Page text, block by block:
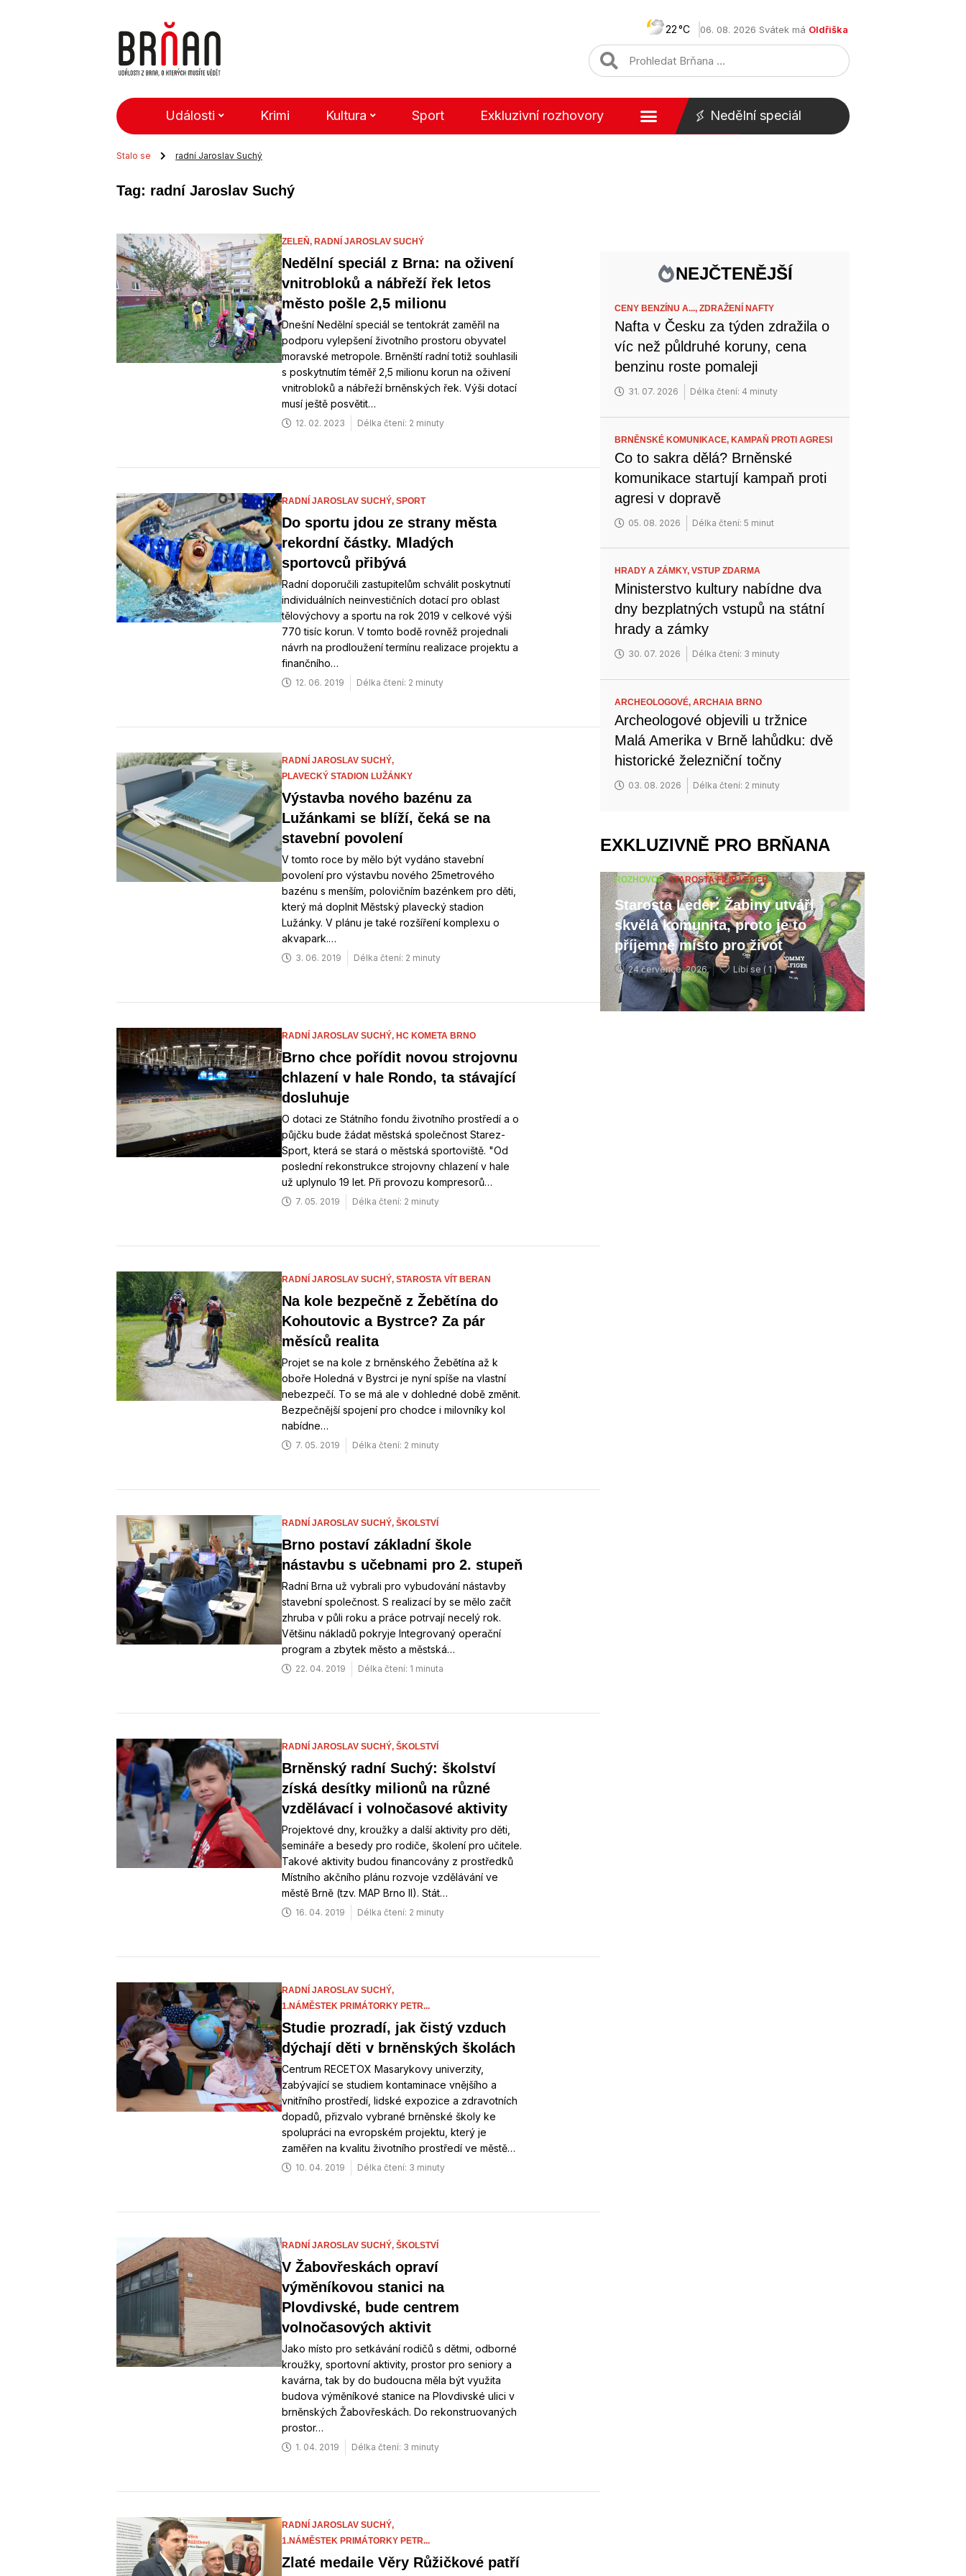
22 06. 08. 2026 Svátek má Oldřiška
Události Krimi Kultura Sport Exkluzivní rozhovory Nedělní speciál
Stalo se radní Jaroslav Suchý
Tag: radní Jaroslav Suchý
ZELEŇ, RADNÍ JAROSLAV SUCHÝ
Nedělní speciál z Brna: na oživení
vnitrobloků a nábřeží řek letos
město pošle 2,5 milionu
Dnešní Nedělní speciál se tentokrát zaměřil na
podporu vylepšení životního prostoru obyvatel
moravské metropole. Brněnští radní totiž souhlasili
s poskytnutím téměř 2,5 milionu korun na oživení
vnitrobloků a nábřeží brněnských řek. Výši dotací
musí ještě posvětit…
12. 02. 2023 Délka čtení: 2 minuty
RADNÍ JAROSLAV SUCHÝ, SPORT
Do sportu jdou ze strany města
rekordní částky. Mladých
sportovců přibývá
Radní doporučili zastupitelům schválit poskytnutí
individuálních neinvestičních dotací pro oblast
tělovýchovy a sportu na rok 2019 v celkové výši
770 tisíc korun. V tomto bodě rovněž projednali
návrh na prodloužení termínu realizace projektu a
finančního…
12. 06. 2019 Délka čtení: 2 minuty
RADNÍ JAROSLAV SUCHÝ,
PLAVECKÝ STADION LUŽÁNKY
Výstavba nového bazénu za
Lužánkami se blíží, čeká se na
stavební povolení
V tomto roce by mělo být vydáno stavební
povolení pro výstavbu nového 25metrového
bazénu s menším, polovičním bazénkem pro děti,
který má doplnit Městský plavecký stadion
Lužánky. V plánu je také rozšíření komplexu o
akvapark.…
3. 06. 2019 Délka čtení: 2 minuty
RADNÍ JAROSLAV SUCHÝ, HC KOMETA BRNO
Brno chce pořídit novou strojovnu
chlazení v hale Rondo, ta stávající
dosluhuje
O dotaci ze Státního fondu životního prostředí a o
půjčku bude žádat městská společnost Starez-
Sport, která se stará o městská sportoviště. "Od
poslední rekonstrukce strojovny chlazení v hale
už uplynulo 19 let. Při provozu kompresorů…
7. 05. 2019 Délka čtení: 2 minuty
RADNÍ JAROSLAV SUCHÝ, STAROSTA VÍT BERAN
Na kole bezpečně z Žebětína do
Kohoutovic a Bystrce? Za pár
měsíců realita
Projet se na kole z brněnského Žebětína až k
oboře Holedná v Bystrci je nyní spíše na vlastní
nebezpečí. To se má ale v dohledné době změnit.
Bezpečnější spojení pro chodce i milovníky kol
nabídne…
7. 05. 2019 Délka čtení: 2 minuty
RADNÍ JAROSLAV SUCHÝ, ŠKOLSTVÍ
Brno postaví základní škole
nástavbu s učebnami pro 2. stupeň
Radní Brna už vybrali pro vybudování nástavby
stavební společnost. S realizací by se mělo začít
zhruba v půli roku a práce potrvají necelý rok.
Většinu nákladů pokryje Integrovaný operační
program a zbytek město a městská…
22. 04. 2019 Délka čtení: 1 minuta
RADNÍ JAROSLAV SUCHÝ, ŠKOLSTVÍ
Brněnský radní Suchý: školství
získá desítky milionů na různé
vzdělávací i volnočasové aktivity
Projektové dny, kroužky a další aktivity pro děti,
semináře a besedy pro rodiče, školení pro učitele.
Takové aktivity budou financovány z prostředků
Místního akčního plánu rozvoje vzdělávání ve
městě Brně (tzv. MAP Brno II). Stát…
16. 04. 2019 Délka čtení: 2 minuty
RADNÍ JAROSLAV SUCHÝ,
1.NÁMĚSTEK PRIMÁTORKY PETR...
Studie prozradí, jak čistý vzduch
dýchají děti v brněnských školách
Centrum RECETOX Masarykovy univerzity,
zabývající se studiem kontaminace vnějšího a
vnitřního prostředí, lidské expozice a zdravotních
dopadů, přizvalo vybrané brněnské školy ke
spolupráci na evropském projektu, který je
zaměřen na kvalitu životního prostředí ve městě…
10. 04. 2019 Délka čtení: 3 minuty
RADNÍ JAROSLAV SUCHÝ, ŠKOLSTVÍ
V Žabovřeskách opraví
výměníkovou stanici na
Plovdivské, bude centrem
volnočasových aktivit
Jako místo pro setkávání rodičů s dětmi, odborné
kroužky, sportovní aktivity, prostor pro seniory a
kavárna, tak by do budoucna měla být využita
budova výměníkové stanice na Plovdivské ulici v
brněnských Žabovřeskách. Do rekonstruovaných
prostor…
1. 04. 2019 Délka čtení: 3 minuty
RADNÍ JAROSLAV SUCHÝ,
1.NÁMĚSTEK PRIMÁTORKY PETR...
Zlaté medaile Věry Růžičkové patří
NEJČTENĚJŠÍ
CENY BENZÍNU A...,ZDRAŽENÍ NAFTY
Nafta v Česku za týden zdražila o
víc než půldruhé koruny, cena
benzinu roste pomaleji
31. 07. 2026 Délka čtení: 4 minuty
BRNĚNSKÉ KOMUNIKACE,KAMPAŇ PROTI AGRESI
Co to sakra dělá? Brněnské
komunikace startují kampaň proti
agresi v dopravě
05. 08. 2026 Délka čtení: 5 minut
HRADY A ZÁMKY,VSTUP ZDARMA
Ministerstvo kultury nabídne dva
dny bezplatných vstupů na státní
hrady a zámky
30. 07. 2026 Délka čtení: 3 minuty
ARCHEOLOGOVÉ,ARCHAIA BRNO
Archeologové objevili u tržnice
Malá Amerika v Brně lahůdku: dvě
historické železniční točny
03. 08. 2026 Délka čtení: 2 minuty
EXKLUZIVNĚ PRO BRŇANA
ROZHOVOR,STAROSTA FILIP LEDER
Starosta Leder: Žabiny utváří
skvělá komunita, proto je to
příjemné místo pro život
24 července, 2026 Líbí se ( 1 )